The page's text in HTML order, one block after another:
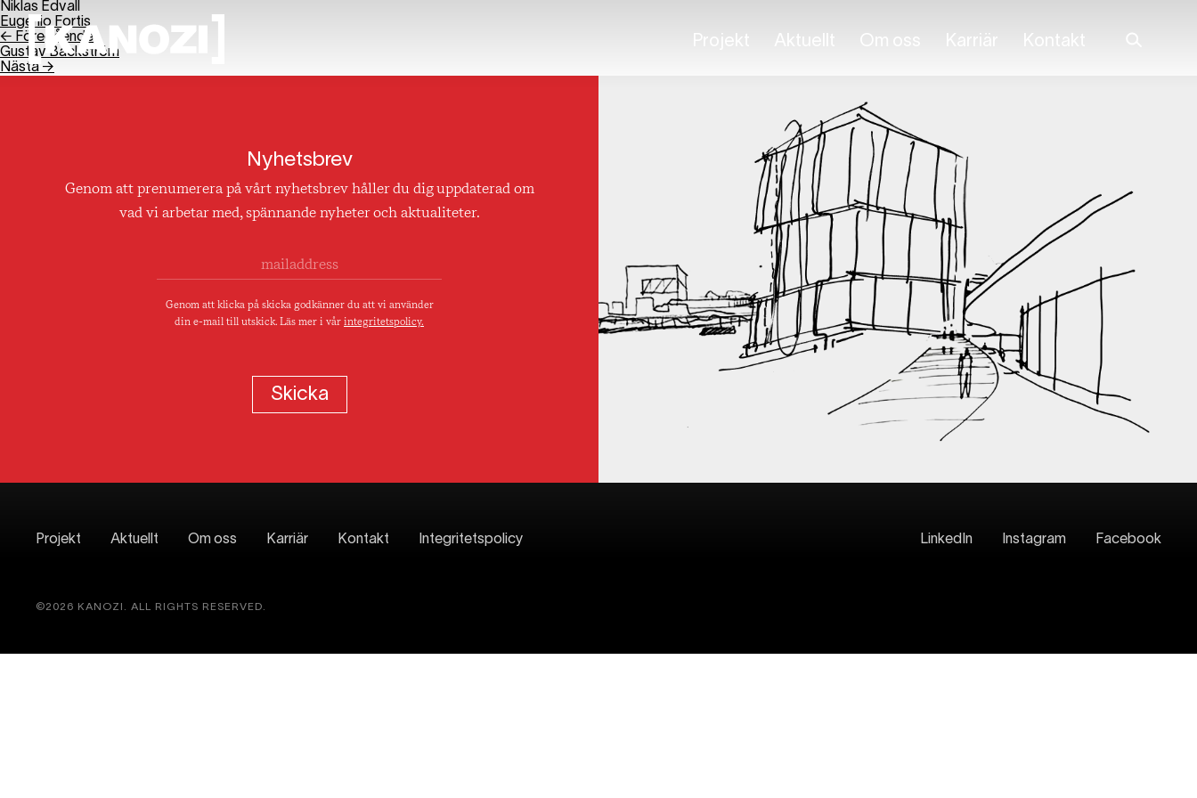
Niklas Edvall
Eugenio Fortis
← Föregående
Gustav Backström
Nästa →
Nyhetsbrev
Genom att prenumerera på vårt nyhetsbrev håller du dig uppdaterad om
vad vi arbetar med, spännande nyheter och aktualiteter.
Genom att klicka på skicka godkänner du att vi använder
din e-mail till utskick. Läs mer i vår integritetspolicy.
Projekt Aktuellt Om oss Karriär Kontakt Integritetspolicy LinkedIn Instagram Facebook
©2026 KANOZI. ALL RIGHTS RESERVED.